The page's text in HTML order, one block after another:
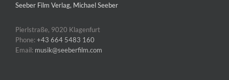
Seeber Film Verlag, Michael Seeber
Pierlstraße, 9020 Klagenfurt
Phone:+43 664 5483 160
Email: musik@seeberfilm.com